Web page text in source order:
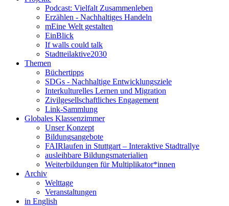
Podcast: Vielfalt Zusammenleben
Erzählen - Nachhaltiges Handeln
mEine Welt gestalten
EinBlick
If walls could talk
Stadtteilaktive2030
Themen
Büchertipps
SDGs - Nachhaltige Entwicklungsziele
Interkulturelles Lernen und Migration
Zivilgesellschaftliches Engagement
Link-Sammlung
Globales Klassenzimmer
Unser Konzept
Bildungsangebote
FAIRlaufen in Stuttgart – Interaktive Stadtrallye
ausleihbare Bildungsmaterialien
Weiterbildungen für Multiplikator*innen
Archiv
Welttage
Veranstaltungen
in English